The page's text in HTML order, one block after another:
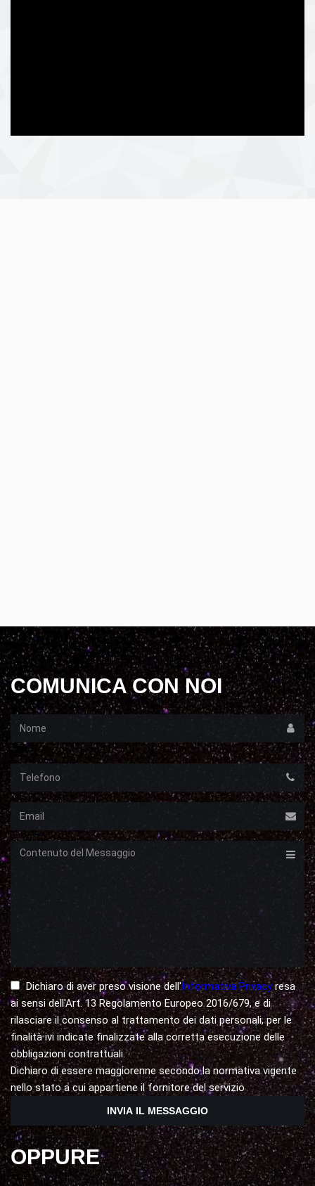
COMUNICA CON NOI
Nome
Email
Messaggio
Dichiaro di aver preso visione dell'Informativa Privacyresa
ai sensi dell'Art. 13 Regolamento Europeo 2016/679, e di
rilasciare il consenso al trattamento dei dati personali, per le
finalità ivi indicate finalizzate alla corretta esecuzione delle
obbligazioni contrattuali.
Dichiaro di essere maggiorenne secondo la normativa vigente
nello stato a cui appartiene il fornitore del servizio
OPPURE